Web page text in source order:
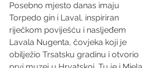
Posebno mjesto danas imaju
Torpedo gin i Laval, inspiriran
riječkom poviješću i nasljeđem
Lavala Nugenta, čovjeka koji je
obilježio Trsatsku gradinu i otvorio